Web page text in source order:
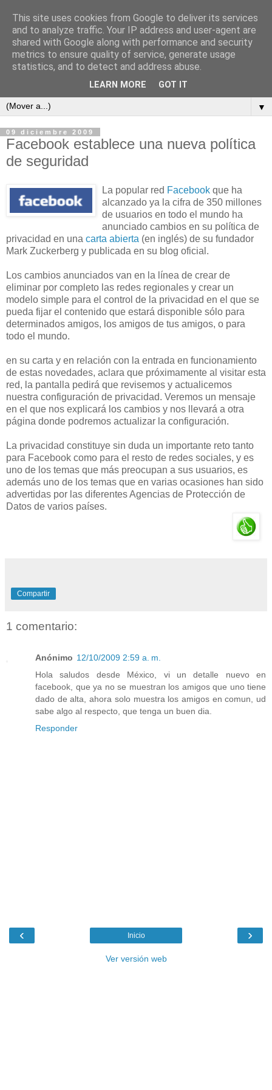
ContraCorriente
▼
09 diciembre 2009
Facebook establece una nueva política
de seguridad
La popular red Facebook que ha
alcanzado ya la cifra de 350 millones
de usuarios en todo el mundo ha
anunciado cambios en su política de
privacidad en una carta abierta (en inglés) de su fundador
Mark Zuckerberg y publicada en su blog oficial.
Los cambios anunciados van en la línea de crear de
eliminar por completo las redes regionales y crear un
modelo simple para el control de la privacidad en el que se
pueda fijar el contenido que estará disponible sólo para
determinados amigos, los amigos de tus amigos, o para
todo el mundo.
en su carta y en relación con la entrada en funcionamiento
de estas novedades, aclara que próximamente al visitar esta
red, la pantalla pedirá que revisemos y actualicemos
nuestra configuración de privacidad. Veremos un mensaje
en el que nos explicará los cambios y nos llevará a otra
página donde podremos actualizar la configuración.
La privacidad constituye sin duda un importante reto tanto
para Facebook como para el resto de redes sociales, y es
uno de los temas que más preocupan a sus usuarios, es
además uno de los temas que en varias ocasiones han sido
advertidas por las diferentes Agencias de Protección de
Datos de varios países.
Compartir
1 comentario:
Anónimo 12/10/2009 2:59 a. m.
Hola saludos desde México, vi un detalle nuevo en
facebook, que ya no se muestran los amigos que uno tiene
dado de alta, ahora solo muestra los amigos en comun, ud
sabe algo al respecto, que tenga un buen dia.
Responder
‹ ›
Inicio
Ver versión web
This site uses cookies from Google to deliver its services
and to analyze traffic. Your IP address and user-agent are
shared with Google along with performance and security
metrics to ensure quality of service, generate usage
statistics, and to detect and address abuse.
LEARN MORE GOT IT